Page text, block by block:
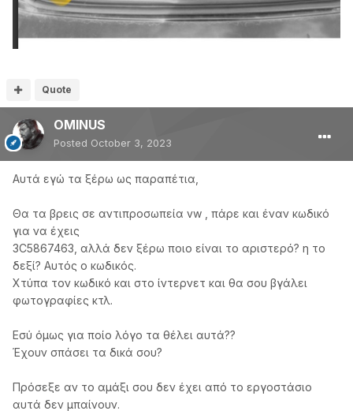
Quote
OMINUS
Posted October 3, 2023
Αυτά εγώ τα ξέρω ως παραπέτια,
Θα τα βρεις σε αντιπροσωπεία vw , πάρε και έναν κωδικό
για να έχεις
3C5867463, αλλά δεν ξέρω ποιο είναι το αριστερό? η το
δεξί? Αυτός ο κωδικός.
Χτύπα τον κωδικό και στο ίντερνετ και θα σου βγάλει
φωτογραφίες κτλ.
Εσύ όμως για ποίο λόγο τα θέλει αυτά??
Έχουν σπάσει τα δικά σου?
Πρόσεξε αν το αμάξι σου δεν έχει από το εργοστάσιο
αυτά δεν μπαίνουν.